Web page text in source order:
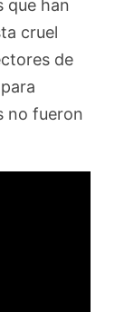
que han
cruel
de
no fueron